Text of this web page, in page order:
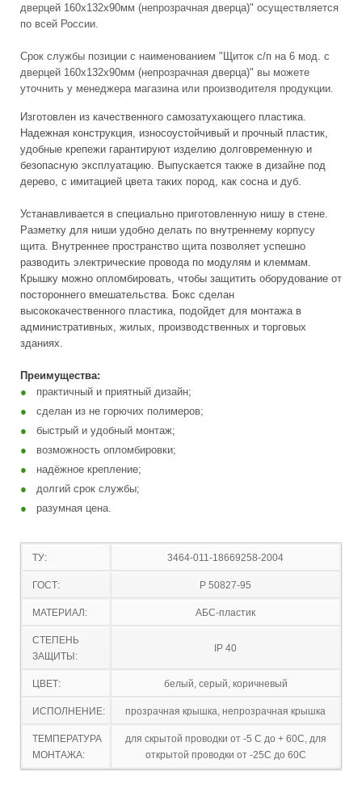
дверцей 160х132х90мм (непрозрачная дверца)" осуществляется
по всей России.
Срок службы позиции с наименованием "Щиток с/п на 6 мод. с
дверцей 160х132х90мм (непрозрачная дверца)" вы можете
уточнить у менеджера магазина или производителя продукции.
Изготовлен из качественного самозатухающего пластика.
Надежная конструкция, износоустойчивый и прочный пластик,
удобные крепежи гарантируют изделию долговременную и
безопасную эксплуатацию. Выпускается также в дизайне под
дерево, с имитацией цвета таких пород, как сосна и дуб.
Устанавливается в специально приготовленную нишу в стене.
Разметку для ниши удобно делать по внутреннему корпусу
щита. Внутреннее пространство щита позволяет успешно
разводить электрические провода по модулям и клеммам.
Крышку можно опломбировать, чтобы защитить оборудование от
постороннего вмешательства. Бокс сделан
высококачественного пластика, подойдет для монтажа в
административных, жилых, производственных и торговых
зданиях.
Преимущества:
практичный и приятный дизайн;
сделан из не горючих полимеров;
быстрый и удобный монтаж;
возможность опломбировки;
надёжное крепление;
долгий срок службы;
разумная цена.
ТУ: 3464-011-18669258-2004
ГОСТ: P 50827-95
МАТЕРИАЛ: АБС-пластик
СТЕПЕНЬ
ЗАЩИТЫ:
IP 40
ЦВЕТ: белый, серый, коричневый
ИСПОЛНЕНИЕ: прозрачная крышка, непрозрачная крышка
ТЕМПЕРАТУРА
МОНТАЖА:
для скрытой проводки от -5 С до + 60С, для
открытой проводки от -25С до 60С